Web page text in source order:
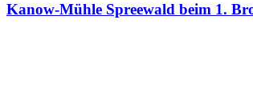
Kanow-Mühle Spreewald beim 1.